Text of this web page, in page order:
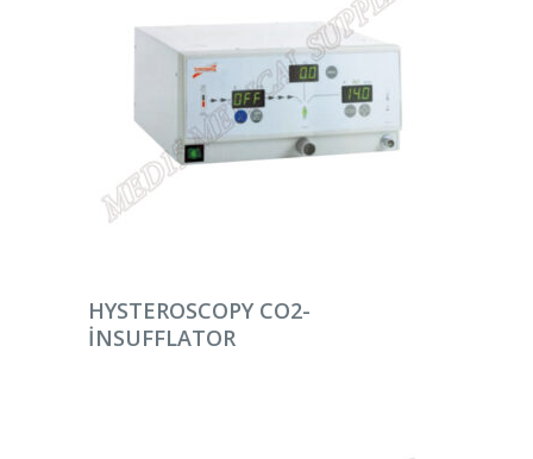
DEVAMINI OKU
HYSTEROSCOPY CO2-
INSUFFLATOR